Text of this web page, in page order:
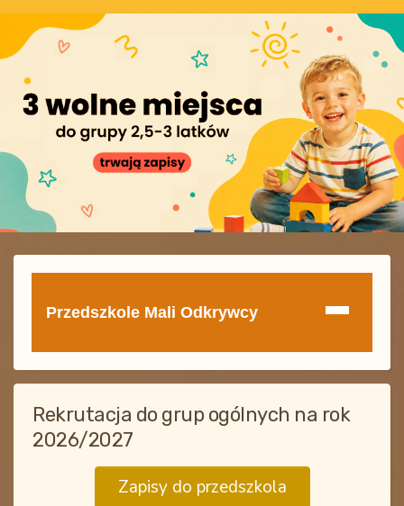
Przedszkole Mali Odkrywcy
Rekrutacja do grup ogólnych na rok
2026/2027
Zapisy do przedszkola